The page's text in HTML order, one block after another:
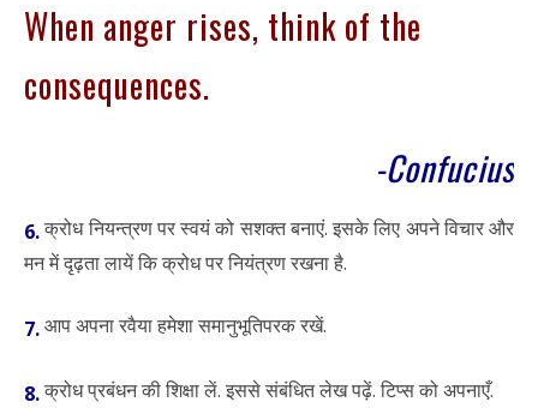
When anger rises, think of the
consequences.
-Confucius
6.क्रोध नियन्त्रण पर स्वयं को सशक्त बनाएं. इसके लिए अपने विचार और
मन में दृढ़ता लायें कि क्रोध पर नियंत्रण रखना है.
7.आप अपना रवैया हमेशा समानुभूतिपरक रखें.
8.क्रोध प्रबंधन की शिक्षा लें. इससे संबंधित लेख पढ़ें. टिप्स को अपनाएँ.